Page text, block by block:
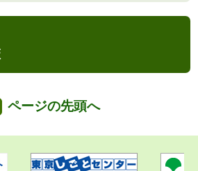
ページの先頭へ